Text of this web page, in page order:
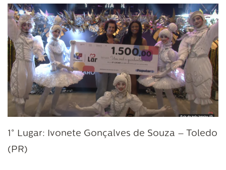
1° Lugar: Ivonete Gonçalves de Souza – Toledo
(PR)